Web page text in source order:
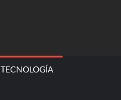
TECNOLOGÍA